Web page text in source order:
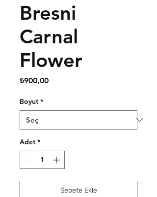
Bresni
Carnal
Flower
₺900,00Fiyat
Boyut *
Adet *
Sepete Ekle